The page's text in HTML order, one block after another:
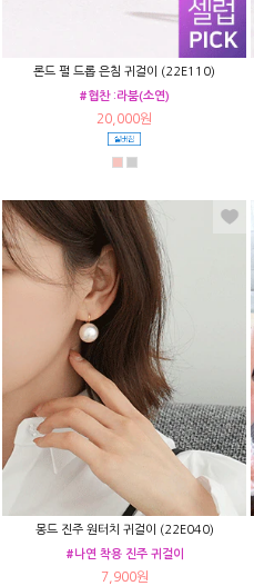
론드 펄 드롭 은침 귀걸이 (22E110)
#협찬 :라붐(소연)
20,000원
몽드 진주 원터치 귀걸이 (22E040)
#나연 착용 진주 귀걸이
7,900원